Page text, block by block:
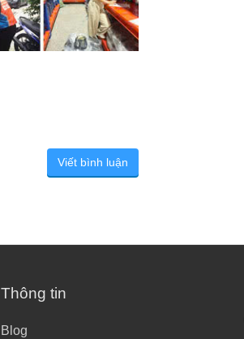
Viết bình luận
Thông tin
Blog